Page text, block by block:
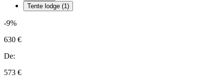
Tente lodge (1)
-9%
630 €
De:
573 €